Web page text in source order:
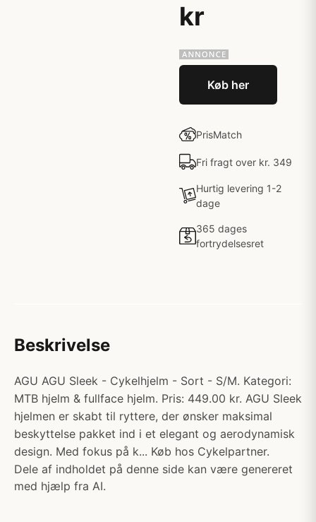
kr
Køb her
PrisMatch
Fri fragt over kr. 349
Hurtig levering 1-2
dage
365 dages
fortrydelsesret
Beskrivelse
AGU AGU Sleek - Cykelhjelm - Sort - S/M. Kategori:
MTB hjelm & fullface hjelm. Pris: 449.00 kr. AGU Sleek
hjelmen er skabt til ryttere, der ønsker maksimal
beskyttelse pakket ind i et elegant og aerodynamisk
design. Med fokus på k... Køb hos Cykelpartner.
Dele af indholdet på denne side kan være genereret
med hjælp fra AI.